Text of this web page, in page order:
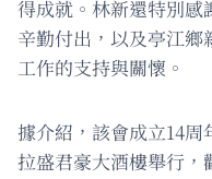
得成就。林新還特別感
辛勤付出，以及亭江
工作的支持與關懷。
據介紹，該會成立14
拉盛君豪大酒樓舉行，